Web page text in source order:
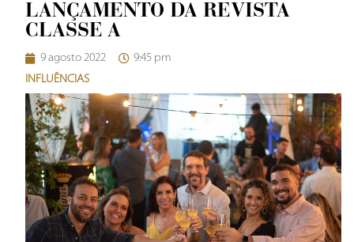
LANÇAMENTO DA REVISTA
CLASSE A
9 agosto 2022
9:45 pm
INFLUÊNCIAS